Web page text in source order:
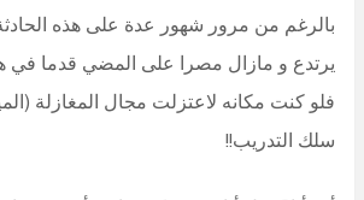
بالرغم من مرور شهور عدة على هذه
يرتدع و مازال مصرا على المضي قدما في
فلو كنت مكانه لاعتزلت مجال المغازلة
سلك التدريب!!